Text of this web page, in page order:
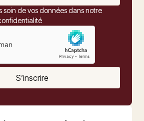
soin de vos données dans notre
S’inscrire